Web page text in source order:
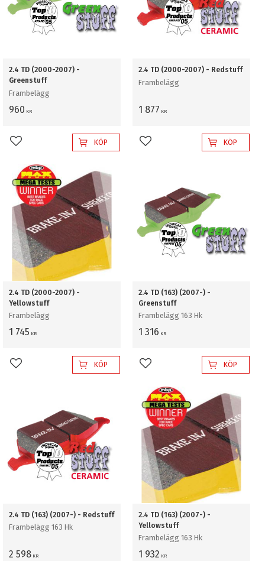
2.4 TD (2000-2007) -
Greenstuff
Frambelägg
960 KR
Lägg till i favoriterKÖP
2.4 TD (2000-2007) - Redstuff
Frambelägg
1 877 KR
Lägg till i favoriterKÖP
2.4 TD (2000-2007) -
Yellowstuff
Frambelägg
1 745 KR
Lägg till i favoriterKÖP
2.4 TD (163) (2007-) -
Greenstuff
Frambelägg 163 Hk
1 316 KR
Lägg till i favoriterKÖP
2.4 TD (163) (2007-) - Redstuff
Frambelägg 163 Hk
2 598 KR
2.4 TD (163) (2007-) -
Yellowstuff
Frambelägg 163 Hk
1 932 KR